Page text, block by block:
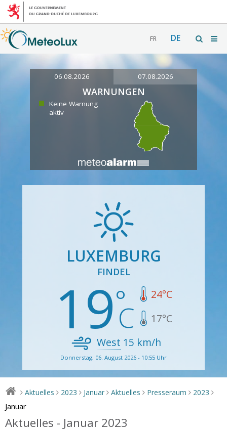
FR DE
06.08.2026 07.08.2026
WARNUNGEN
Keine Warnung
aktiv
LUXEMBURG
FINDEL
19 24°C
17°C
West 15 km/h
Donnerstag, 06. August 2026 - 10:55 Uhr
> Aktuelles > 2023 > Januar > Aktuelles > Presseraum > 2023 >
Januar
Aktuelles - Januar 2023